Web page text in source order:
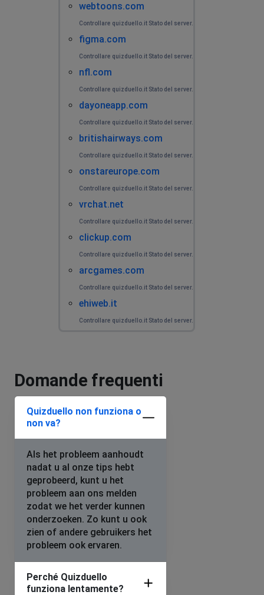
webtoons.com
Controllare quizduello.it Stato del server.
figma.com
Controllare quizduello.it Stato del server.
nfl.com
Controllare quizduello.it Stato del server.
dayoneapp.com
Controllare quizduello.it Stato del server.
britishairways.com
Controllare quizduello.it Stato del server.
onstareurope.com
Controllare quizduello.it Stato del server.
vrchat.net
Controllare quizduello.it Stato del server.
clickup.com
Controllare quizduello.it Stato del server.
arcgames.com
Controllare quizduello.it Stato del server.
ehiweb.it
Controllare quizduello.it Stato del server.
Domande frequenti
Quizduello non funziona o
non va?
Als het probleem aanhoudt
nadat u al onze tips hebt
geprobeerd, kunt u het
probleem aan ons melden
zodat we het verder kunnen
onderzoeken. Zo kunt u ook
zien of andere gebruikers het
probleem ook ervaren.
Perché Quizduello
funziona lentamente?